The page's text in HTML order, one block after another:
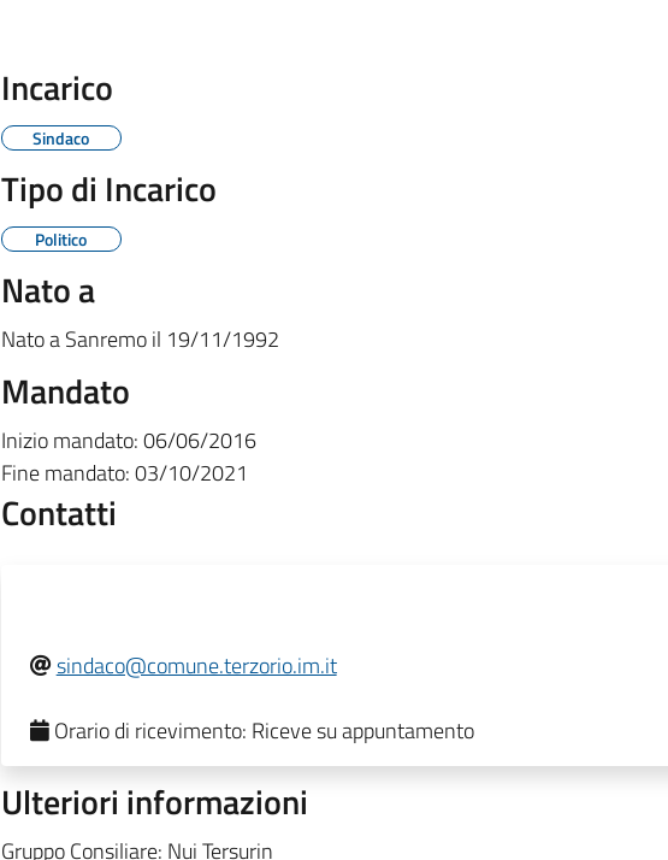
Incarico
Sindaco
Tipo di Incarico
Politico
Nato a
Nato aSanremoil 19/11/1992
Mandato
Inizio mandato:06/06/2016
Fine mandato:03/10/2021
Contatti
sindaco@comune.terzorio.im.it
Orario di ricevimento: Riceve su appuntamento
Ulteriori informazioni
Gruppo Consiliare: Nui Tersurin